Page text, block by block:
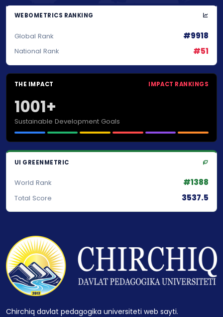
WEBOMETRICS RANKING
Global Rank #9918
National Rank #51
THE IMPACT IMPACT RANKINGS
1001+
Sustainable Development Goals
UI GREENMETRIC
World Rank #1388
Total Score 3537.5
Chirchiq davlat pedagogika universiteti web sayti.